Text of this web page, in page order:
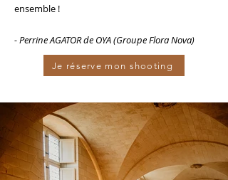
ensemble !
- Perrine AGATOR de OYA (Groupe Flora Nova)
Je réserve mon shooting